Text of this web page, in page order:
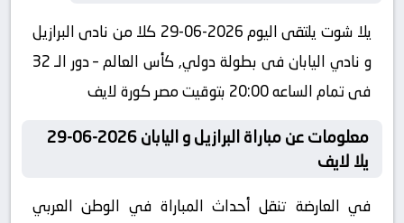
يلا شوت يلتقى اليوم 2026-06-29 كلا من نادى البرازيل
و نادي اليابان فى بطولة دولي, كأس العالم – دور الـ 32
فى تمام الساعه 20:00 بتوقيت مصر كورة لايف
معلومات عن مباراة البرازيل و اليابان 2026-06-29
يلا لايف
في العارضة تنقل أحداث المباراة في الوطن العربي